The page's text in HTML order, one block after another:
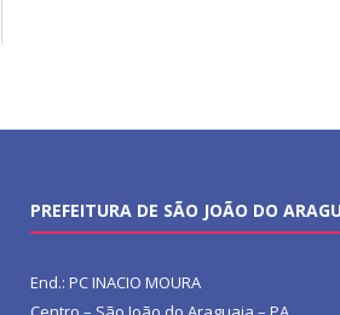
PREFEITURA DE SÃO JOÃO DO
End.: PC INACIO MOURA